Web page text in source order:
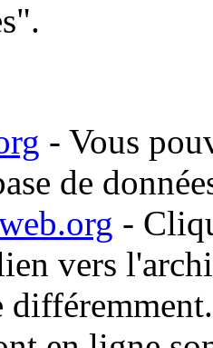
- Vous
de
-
vers